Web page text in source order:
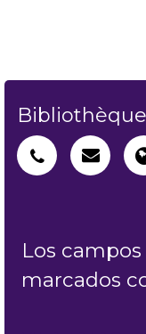
Los
marcados